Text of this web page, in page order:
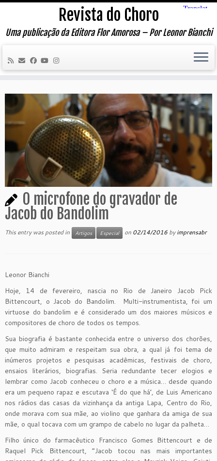
Skip
content
Revista do Choro
Uma publicação da Editora Flor Amorosa – Por Leonor Bianchi
O microfone do gravador de
Jacob do Bandolim
This entry was posted in Artigos Especial on 02/14/2016 byimprensabr
Leonor Bianchi
Hoje, 14 de fevereiro, nascia no Rio de Janeiro Jacob Pick
Bittencourt, o Jacob do Bandolim. Multi-instrumentista, foi um
virtuose do bandolim e é considerado um dos maiores músicos e
compositores de choro de todos os tempos.
Sua biografia é bastante conhecida entre o universo dos chorões,
que muito admiram e respeitam sua obra, a qual já foi tema de
inúmeros projetos e pesquisas acadêmicas, festivais de choro,
ensaios literários, biografias. Seria redundante tecer elogios e
lembrar como Jacob conheceu o choro e a música… desde quando
era um pequeno rapaz e escutava ‘É do que há’, de Luis Americano
nos rádios das casas da vizinhança da antiga Lapa, Centro do Rio,
onde morava com sua mãe, ao violino que ganhara da amiga de sua
mãe, o qual tocava com um grampo de cabelo no lugar da palheta…
Filho único do farmacêutico Francisco Gomes Bittencourt e de
Raquel Pick Bittencourt, “Jacob tocou nas mais importantes